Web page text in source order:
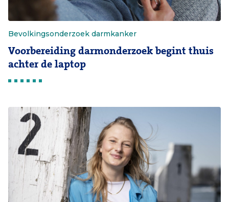
Bevolkingsonderzoek darmkanker
Voorbereiding darmonderzoek begint thuis
achter de laptop